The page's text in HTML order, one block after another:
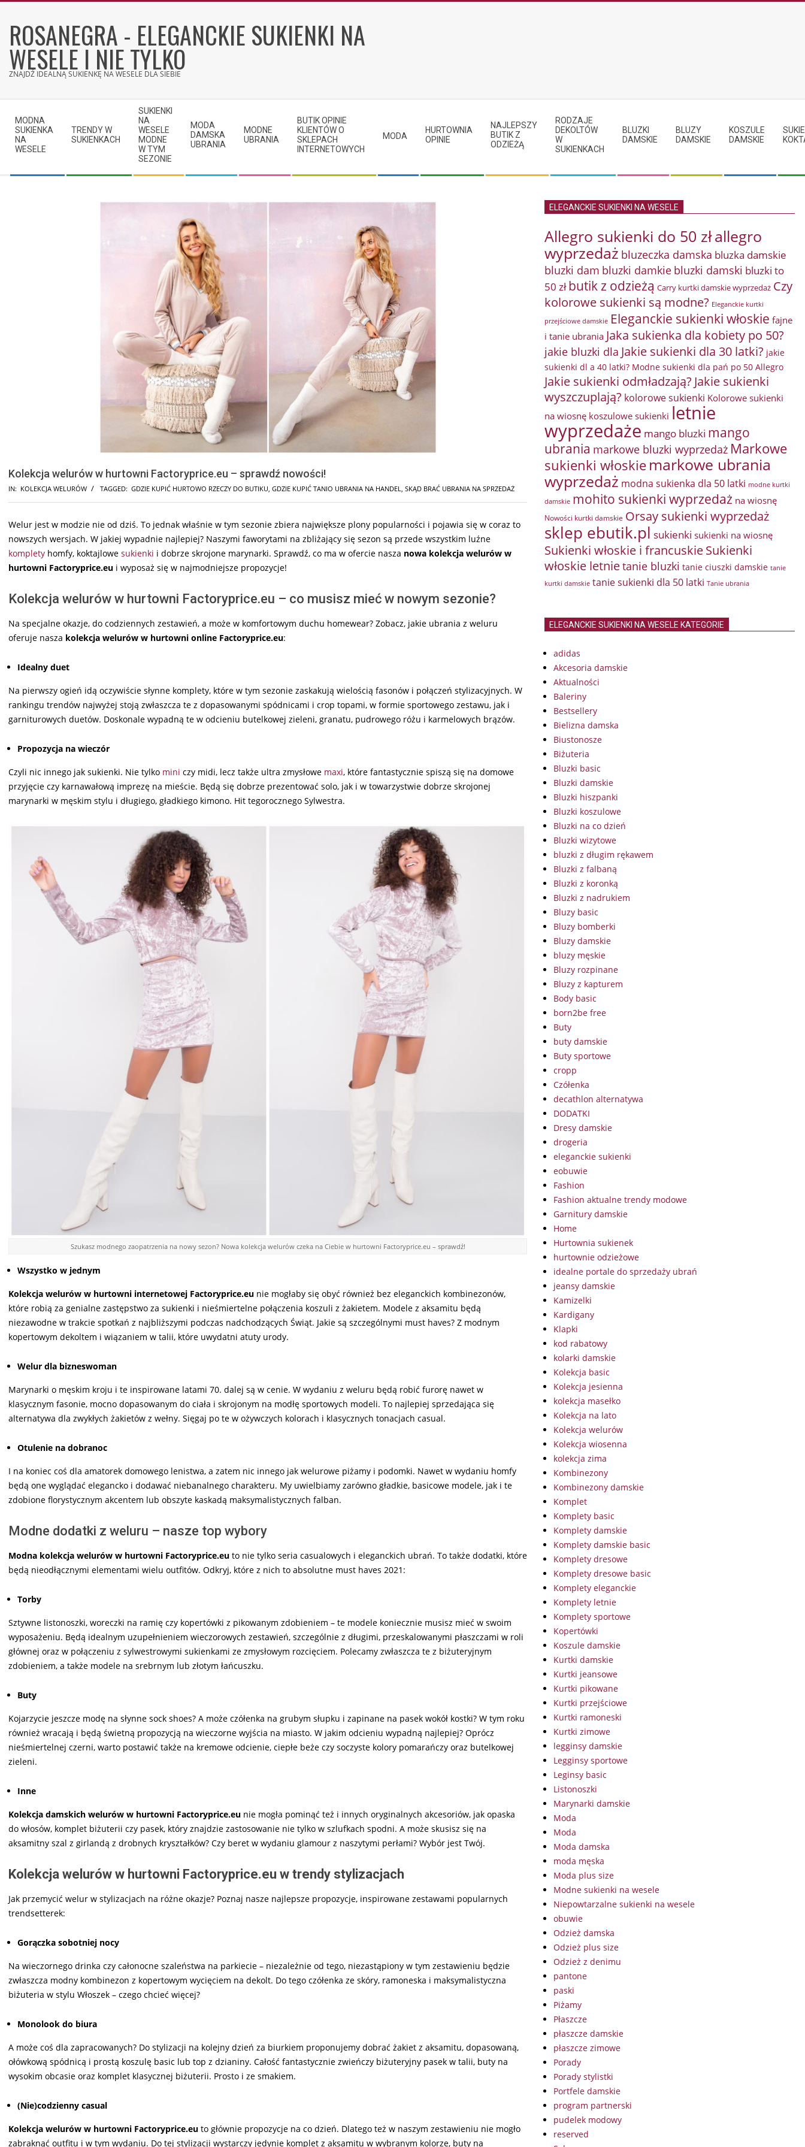
contentROSANEGRA - ELEGANCKIE SUKIENKI NA
WESELE I NIE TYLKO
ZNAJDŹ IDEALNĄ SUKIENKĘ NA WESELE DLA SIEBIE
Navigation
Menu
MODNA
SUKIENKA
NA
WESELE
TRENDY W
SUKIENKACH
SUKIENKI
NA
WESELE
MODNE
W TYM
SEZONIE
MODA
DAMSKA
UBRANIA
MODNE
UBRANIA
BUTIK OPINIE
KLIENTÓW O
SKLEPACH
INTERNETOWYCH
MODA
HURTOWNIA
OPINIE
NAJLEPSZY
BUTIK Z
ODZIEŻĄ
RODZAJE
DEKOLTÓW
W
SUKIENKACH
BLUZKI
DAMSKIE
BLUZY
DAMSKIE
KOSZULE
DAMSKIE
Kolekcja welurów w hurtowni Factoryprice.eu – sprawdź nowości!
IN: KOLEKCJA WELURÓW TAGGED: GDZIE KUPIĆ HURTOWO RZECZY DO BUTIKU, GDZIE KUPIĆ TANIO UBRANIA NA HANDEL, SKĄD BRAĆ UBRANIA NA SPRZEDAŻ
Welur jest w modzie nie od dziś. To jednak właśnie w tym sezonie zbiera największe plony popularności i pojawia się w coraz to
nowszych wersjach. W jakiej wypadnie najlepiej? Naszymi faworytami na zbliżający się sezon są przede wszystkim luźne
komplety homfy, koktajlowe sukienki i dobrze skrojone marynarki. Sprawdź, co ma w ofercie nasza nowa kolekcja welurów w
hurtowni Factoryprice.eu i wyposaż się w najmodniejsze propozycje!
Kolekcja welurów w hurtowni Factoryprice.eu – co musisz mieć w nowym sezonie?
Na specjalne okazje, do codziennych zestawień, a może w komfortowym duchu homewear? Zobacz, jakie ubrania z weluru
oferuje nasza kolekcja welurów w hurtowni online Factoryprice.eu:
Idealny duet
Na pierwszy ogień idą oczywiście słynne komplety, które w tym sezonie zaskakują wielością fasonów i połączeń stylizacyjnych. W
rankingu trendów najwyżej stoją zwłaszcza te z dopasowanymi spódnicami i crop topami, w formie sportowego zestawu, jak i
garniturowych duetów. Doskonale wypadną te w odcieniu butelkowej zieleni, granatu, pudrowego różu i karmelowych brązów.
Propozycja na wieczór
Czyli nic innego jak sukienki. Nie tylko mini czy midi, lecz także ultra zmysłowe maxi, które fantastycznie spiszą się na domowe
przyjęcie czy karnawałową imprezę na mieście. Będą się dobrze prezentować solo, jak i w towarzystwie dobrze skrojonej
marynarki w męskim stylu i długiego, gładkiego kimono. Hit tegorocznego Sylwestra.
Szukasz modnego zaopatrzenia na nowy sezon? Nowa kolekcja welurów czeka na Ciebie w hurtowni Factoryprice.eu – sprawdź!
Wszystko w jednym
Kolekcja welurów w hurtowni internetowej Factoryprice.eu nie mogłaby się obyć również bez eleganckich kombinezonów,
które robią za genialne zastępstwo za sukienki i nieśmiertelne połączenia koszuli z żakietem. Modele z aksamitu będą
niezawodne w trakcie spotkań z najbliższymi podczas nadchodzących Świąt. Jakie są szczególnymi must haves? Z modnym
kopertowym dekoltem i wiązaniem w talii, które uwydatni atuty urody.
Welur dla bizneswoman
Marynarki o męskim kroju i te inspirowane latami 70. dalej są w cenie. W wydaniu z weluru będą robić furorę nawet w
klasycznym fasonie, mocno dopasowanym do ciała i skrojonym na modłę sportowych modeli. To najlepiej sprzedająca się
alternatywa dla zwykłych żakietów z wełny. Sięgaj po te w ożywczych kolorach i klasycznych tonacjach casual.
Otulenie na dobranoc
I na koniec coś dla amatorek domowego lenistwa, a zatem nic innego jak welurowe piżamy i podomki. Nawet w wydaniu homfy
będą one wyglądać elegancko i dodawać niebanalnego charakteru. My uwielbiamy zarówno gładkie, basicowe modele, jak i te
zdobione florystycznym akcentem lub obszyte kaskadą maksymalistycznych falban.
Modne dodatki z weluru – nasze top wybory
Modna kolekcja welurów w hurtowni Factoryprice.eu to nie tylko seria casualowych i eleganckich ubrań. To także dodatki, które
będą nieodłącznymi elementami wielu outfitów. Odkryj, które z nich to absolutne must haves 2021:
Torby
Sztywne listonoszki, woreczki na ramię czy kopertówki z pikowanym zdobieniem – te modele koniecznie musisz mieć w swoim
wyposażeniu. Będą idealnym uzupełnieniem wieczorowych zestawień, szczególnie z długimi, przeskalowanymi płaszczami w roli
głównej oraz w połączeniu z sylwestrowymi sukienkami ze zmysłowym rozcięciem. Polecamy zwłaszcza te z biżuteryjnym
zdobieniem, a także modele na srebrnym lub złotym łańcuszku.
Buty
Kojarzycie jeszcze modę na słynne sock shoes? A może czółenka na grubym słupku i zapinane na pasek wokół kostki? W tym roku
również wracają i będą świetną propozycją na wieczorne wyjścia na miasto. W jakim odcieniu wypadną najlepiej? Oprócz
nieśmiertelnej czerni, warto postawić także na kremowe odcienie, ciepłe beże czy soczyste kolory pomarańczy oraz butelkowej
zieleni.
Inne
Kolekcja damskich welurów w hurtowni Factoryprice.eu nie mogła pominąć też i innych oryginalnych akcesoriów, jak opaska
do włosów, komplet biżuterii czy pasek, który znajdzie zastosowanie nie tylko w szlufkach spodni. A może skusisz się na
aksamitny szal z girlandą z drobnych kryształków? Czy beret w wydaniu glamour z naszytymi perłami? Wybór jest Twój.
Kolekcja welurów w hurtowni Factoryprice.eu w trendy stylizacjach
Jak przemycić welur w stylizacjach na różne okazje? Poznaj nasze najlepsze propozycje, inspirowane zestawami popularnych
trendsetterek:
Gorączka sobotniej nocy
Na wieczornego drinka czy całonocne szaleństwa na parkiecie – niezależnie od tego, niezastąpiony w tym zestawieniu będzie
zwłaszcza modny kombinezon z kopertowym wycięciem na dekolt. Do tego czółenka ze skóry, ramoneska i maksymalistyczna
biżuteria w stylu Włoszek – czego chcieć więcej?
Monolook do biura
A może coś dla zapracowanych? Do stylizacji na kolejny dzień za biurkiem proponujemy dobrać żakiet z aksamitu, dopasowaną,
ołówkową spódnicą i prostą koszulę basic lub top z dzianiny. Całość fantastycznie zwieńczy biżuteryjny pasek w talii, buty na
wysokim obcasie oraz komplet klasycznej biżuterii. Prosto i ze smakiem.
(Nie)codzienny casual
Kolekcja welurów w hurtowni Factoryprice.eu to głównie propozycje na co dzień. Dlatego też w naszym zestawieniu nie mogło
zabraknąć outfitu i w tym wydaniu. Do tej stylizacji wystarczy jedynie komplet z aksamitu w wybranym kolorze, buty na
ELEGANCKIE SUKIENKI NA WESELE
Allegro sukienki do 50 złallegro
wyprzedaż bluzeczka damska bluzka damskie
bluzki dam bluzki damkie bluzki damski bluzki to
50 zł butik z odzieżą Carry kurtki damskie wyprzedaż Czy
kolorowe sukienki są modne? Eleganckie kurtki
przejściowe damskie Eleganckie sukienki włoskie fajne
i tanie ubrania Jaka sukienka dla kobiety po 50?
jakie bluzki dla Jakie sukienki dla 30 latki? jakie
sukienki dl a 40 latki? Modne sukienki dla pań po 50 Allegro
Jakie sukienki odmładzają? Jakie sukienki
wyszczuplają? kolorowe sukienki Kolorowe sukienki
na wiosnę koszulowe sukienki letnie
wyprzedaże mango bluzki mango
ubrania markowe bluzki wyprzedaż Markowe
sukienki włoskie markowe ubrania
wyprzedaż modna sukienka dla 50 latki modne kurtki
damskie mohito sukienki wyprzedaż na wiosnę
Nowości kurtki damskie Orsay sukienki wyprzedaż
sklep ebutik.pl sukienki sukienki na wiosnę
Sukienki włoskie i francuskieSukienki
włoskie letnietanie bluzki tanie ciuszki damskie tanie
kurtki damskie tanie sukienki dla 50 latki Tanie ubrania
ELEGANCKIE SUKIENKI NA WESELE KATEGORIE
adidas
Akcesoria damskie
Aktualności
Baleriny
Bestsellery
Bielizna damska
Biustonosze
Biżuteria
Bluzki basic
Bluzki damskie
Bluzki hiszpanki
Bluzki koszulowe
Bluzki na co dzień
Bluzki wizytowe
bluzki z długim rękawem
Bluzki z falbaną
Bluzki z koronką
Bluzki z nadrukiem
Bluzy basic
Bluzy bomberki
Bluzy damskie
bluzy męskie
Bluzy rozpinane
Bluzy z kapturem
Body basic
born2be free
Buty
buty damskie
Buty sportowe
cropp
Czółenka
decathlon alternatywa
DODATKI
Dresy damskie
drogeria
eleganckie sukienki
eobuwie
Fashion
Fashion aktualne trendy modowe
Garnitury damskie
Home
Hurtownia sukienek
hurtownie odzieżowe
idealne portale do sprzedaży ubrań
jeansy damskie
Kamizelki
Kardigany
Klapki
kod rabatowy
kolarki damskie
Kolekcja basic
Kolekcja jesienna
kolekcja masełko
Kolekcja na lato
Kolekcja welurów
Kolekcja wiosenna
kolekcja zima
Kombinezony
Kombinezony damskie
Komplet
Komplety basic
Komplety damskie
Komplety damskie basic
Komplety dresowe
Komplety dresowe basic
Komplety eleganckie
Komplety letnie
Komplety sportowe
Kopertówki
Koszule damskie
Kurtki damskie
Kurtki jeansowe
Kurtki pikowane
Kurtki przejściowe
Kurtki ramoneski
Kurtki zimowe
legginsy damskie
Legginsy sportowe
Leginsy basic
Listonoszki
Marynarki damskie
Moda
Moda
Moda damska
moda męska
Moda plus size
Modne sukienki na wesele
Niepowtarzalne sukienki na wesele
obuwie
Odzież damska
Odzież plus size
Odzież z denimu
pantone
paski
Piżamy
Płaszcze
płaszcze damskie
płaszcze zimowe
Porady
Porady stylistki
Portfele damskie
program partnerski
pudelek modowy
reserved